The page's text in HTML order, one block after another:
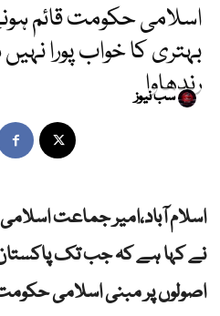
اسلامی حکومت قائم
بہتری کا خواب پورا
رندھاوا
سب نیوز
اسلام آباد،امیر جماعت اسلامی
نے کہا ہے کہ جب تک
اصولوں پر مبنی اسلامی